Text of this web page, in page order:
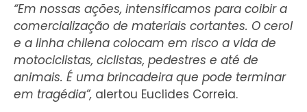
“Em nossas ações, intensificamos para coibir a
comercialização de materiais cortantes. O cerol
e a linha chilena colocam em risco a vida de
motociclistas, ciclistas, pedestres e até de
animais. É uma brincadeira que pode terminar
em tragédia”, alertou Euclides Correia.